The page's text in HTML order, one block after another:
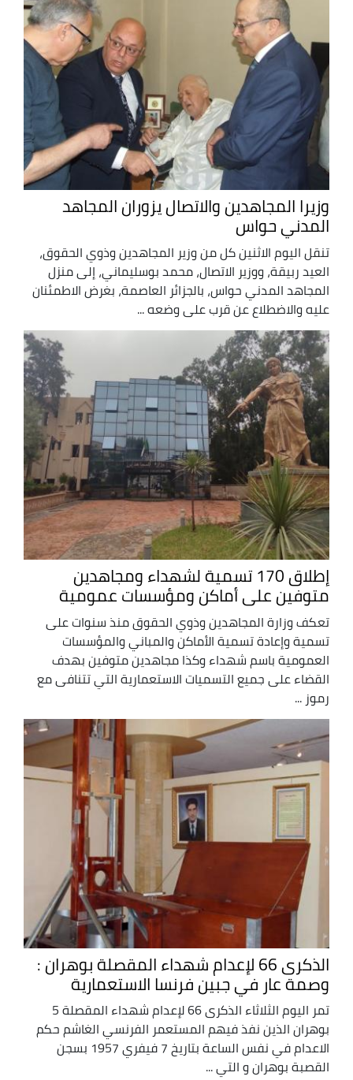
وزيرا المجاهدين والاتصال يزوران المجاهد
المدني حواس
تنقل اليوم الاثنين كل من وزير المجاهدين وذوي الحقوق،
العيد ربيقة، ووزير الاتصال، محمد بوسليماني، إلى منزل
المجاهد المدني حواس، بالجزائر العاصمة، بغرض الاطمئنان
عليه والاضطلاع عن قرب على وضعه ...
إطلاق 170 تسمية لشهداء ومجاهدين
متوفين على أماكن ومؤسسات عمومية
تعكف وزارة المجاهدين وذوي الحقوق منذ سنوات على
تسمية وإعادة تسمية الأماكن والمباني والمؤسسات
العمومية باسم شهداء وكذا مجاهدين متوفين بهدف
القضاء على جميع التسميات الاستعمارية التي تتنافى مع
رموز ...
الذكرى 66 لإعدام شهداء المقصلة بوهران :
وصمة عار في جبين فرنسا الاستعمارية
تمر اليوم الثلاثاء الذكرى 66 لإعدام شهداء المقصلة 5
بوهران الذين نفذ فيهم المستعمر الفرنسي الغاشم حكم
الاعدام في نفس الساعة بتاريخ 7 فيفري 1957 بسجن
القصبة بوهران و التي ...